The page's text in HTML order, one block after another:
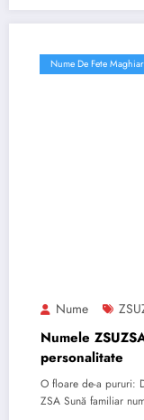
Nume De Fete
Nume
Numele
personalitate
O floare de-a pururi:
ZSA Sună familiar